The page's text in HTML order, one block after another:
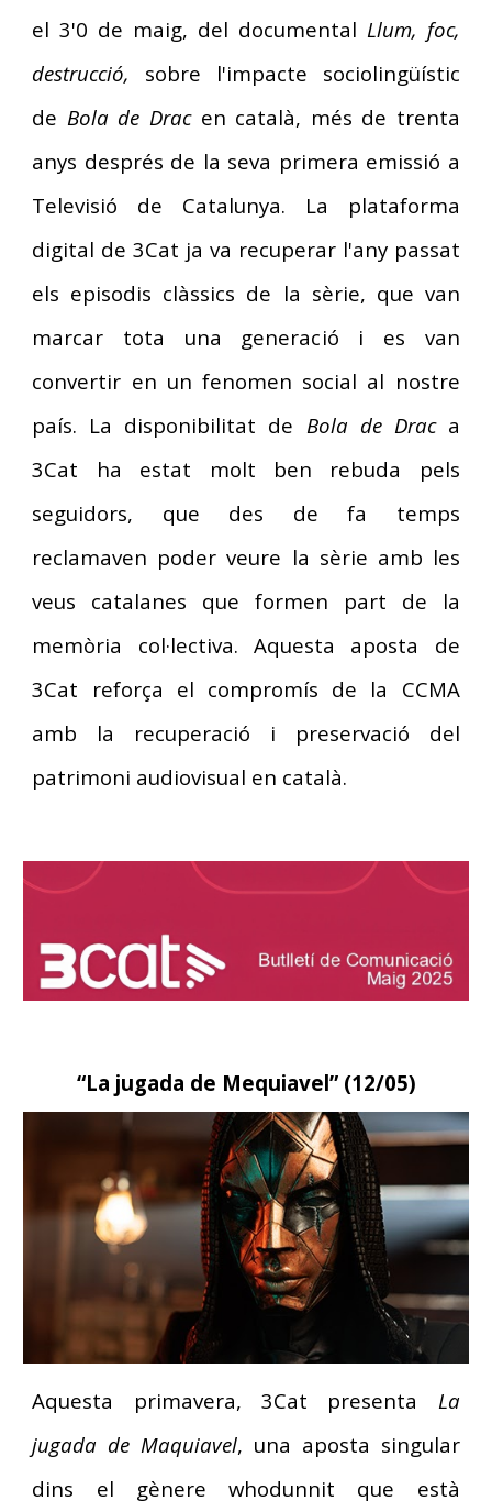
el 3'0 de maig, del documental Llum, foc,
destrucció, sobre l'impacte sociolingüístic
de Bola de Dracen català, més de trenta
anys després de la seva primera emissió a
Televisió de Catalunya. La plataforma
digital de 3Cat ja va recuperar l'any passat
els episodis clàssics de la sèrie, que van
marcar tota una generació i es van
convertir en un fenomen social al nostre
país. La disponibilitat de Bola de Draca
3Cat ha estat molt ben rebuda pels
seguidors, que des de fa temps
reclamaven poder veure la sèrie amb les
veus catalanes que formen part de la
memòria col·lectiva. Aquesta aposta de
3Cat reforça el compromís de la CCMA
amb la recuperació i preservació del
patrimoni audiovisual en català.
“La jugada de Mequiavel” (12/05)
Aquesta primavera, 3Cat presenta La
jugada de Maquiavel, una aposta singular
dins el gènere whodunnit que està